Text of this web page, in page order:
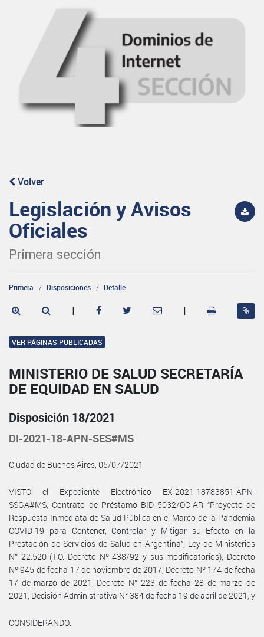
Volver
Legislación y Avisos
Oficiales
Primera sección
Primera Disposiciones Detalle
| |
VER PÁGINAS PUBLICADAS
MINISTERIO DE SALUD SECRETARÍA
DE EQUIDAD EN SALUD
Disposición 18/2021
DI-2021-18-APN-SES#MS
Ciudad de Buenos Aires, 05/07/2021
VISTO el Expediente Electrónico EX-2021-18783851-APN-
SSGA#MS, Contrato de Préstamo BID 5032/OC-AR “Proyecto de
Respuesta Inmediata de Salud Pública en el Marco de la Pandemia
COVID-19 para Contener, Controlar y Mitigar su Efecto en la
Prestación de Servicios de Salud en Argentina”, Ley de Ministerios
N° 22.520 (T.O. Decreto Nº 438/92 y sus modificatorios), Decreto
Nº 945 de fecha 17 de noviembre de 2017, Decreto Nº 174 de fecha
17 de marzo de 2021, Decreto N° 223 de fecha 28 de marzo de
2021, Decisión Administrativa N° 384 de fecha 19 de abril de 2021, y
CONSIDERANDO: